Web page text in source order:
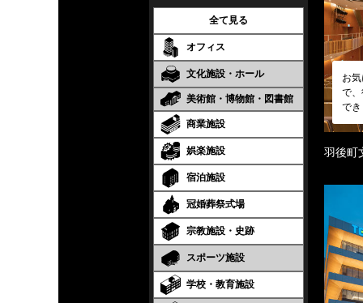
全て見る
オフィス
文化施設・ホール
美術館・博物館・図書館
商業施設
娯楽施設
宿泊施設
冠婚葬祭式場
宗教施設・史跡
スポーツ施設
学校・教育施設
お
で
で
羽後